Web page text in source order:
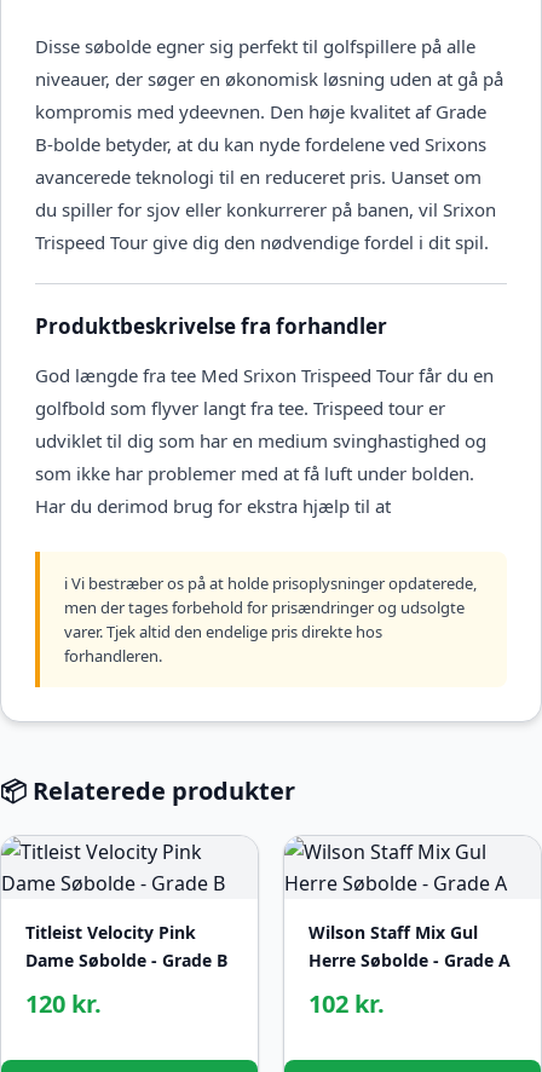
Disse søbolde egner sig perfekt til golfspillere på alle
niveauer, der søger en økonomisk løsning uden at gå på
kompromis med ydeevnen. Den høje kvalitet af Grade
B-bolde betyder, at du kan nyde fordelene ved Srixons
avancerede teknologi til en reduceret pris. Uanset om
du spiller for sjov eller konkurrerer på banen, vil Srixon
Trispeed Tour give dig den nødvendige fordel i dit spil.
Produktbeskrivelse fra forhandler
God længde fra tee Med Srixon Trispeed Tour får du en
golfbold som flyver langt fra tee. Trispeed tour er
udviklet til dig som har en medium svinghastighed og
som ikke har problemer med at få luft under bolden.
Har du derimod brug for ekstra hjælp til at
ℹ️ Vi bestræber os på at holde prisoplysninger opdaterede,
men der tages forbehold for prisændringer og udsolgte
varer. Tjek altid den endelige pris direkte hos
forhandleren.
📦 Relaterede produkter
Titleist Velocity Pink
Dame Søbolde - Grade B
120 kr.
Wilson Staff Mix Gul
Herre Søbolde - Grade A
102 kr.